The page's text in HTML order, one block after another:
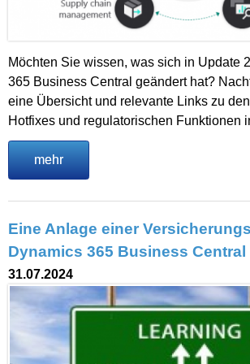
Möchten Sie wissen, was sich in Update
365 Business Central geändert hat?
eine Übersicht und relevante Links zu
Hotfixes und regulatorischen Funktionen
mehr
Eine Anlage einer
Dynamics 365 Business
31.07.2024